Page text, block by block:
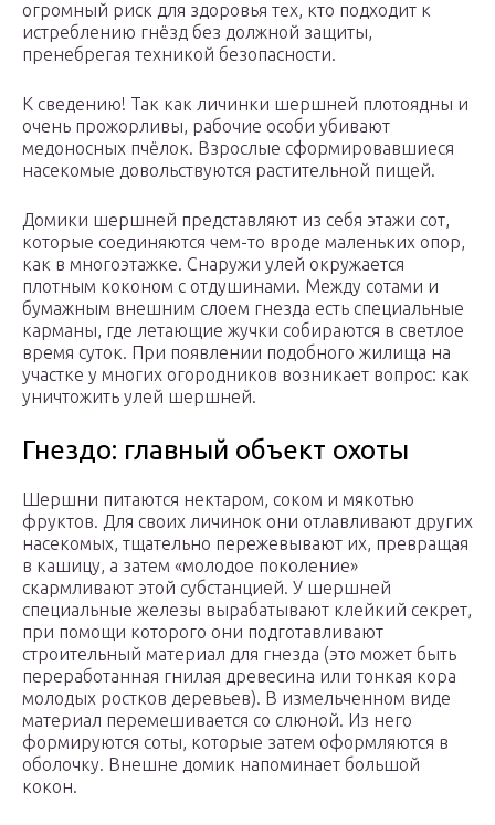
огромный риск для здоровья тех, кто подходит к
истреблению гнёзд без должной защиты,
пренебрегая техникой безопасности.
К сведению! Так как личинки шершней плотоядны и
очень прожорливы, рабочие особи убивают
медоносных пчёлок. Взрослые сформировавшиеся
насекомые довольствуются растительной пищей.
Домики шершней представляют из себя этажи сот,
которые соединяются чем-то вроде маленьких опор,
как в многоэтажке. Снаружи улей окружается
плотным коконом с отдушинами. Между сотами и
бумажным внешним слоем гнезда есть специальные
карманы, где летающие жучки собираются в светлое
время суток. При появлении подобного жилища на
участке у многих огородников возникает вопрос: как
уничтожить улей шершней.
Гнездо: главный объект охоты
Шершни питаются нектаром, соком и мякотью
фруктов. Для своих личинок они отлавливают других
насекомых, тщательно пережевывают их, превращая
в кашицу, а затем «молодое поколение»
скармливают этой субстанцией. У шершней
специальные железы вырабатывают клейкий секрет,
при помощи которого они подготавливают
строительный материал для гнезда (это может быть
переработанная гнилая древесина или тонкая кора
молодых ростков деревьев). В измельченном виде
материал перемешивается со слюной. Из него
формируются соты, которые затем оформляются в
оболочку. Внешне домик напоминает большой
кокон.